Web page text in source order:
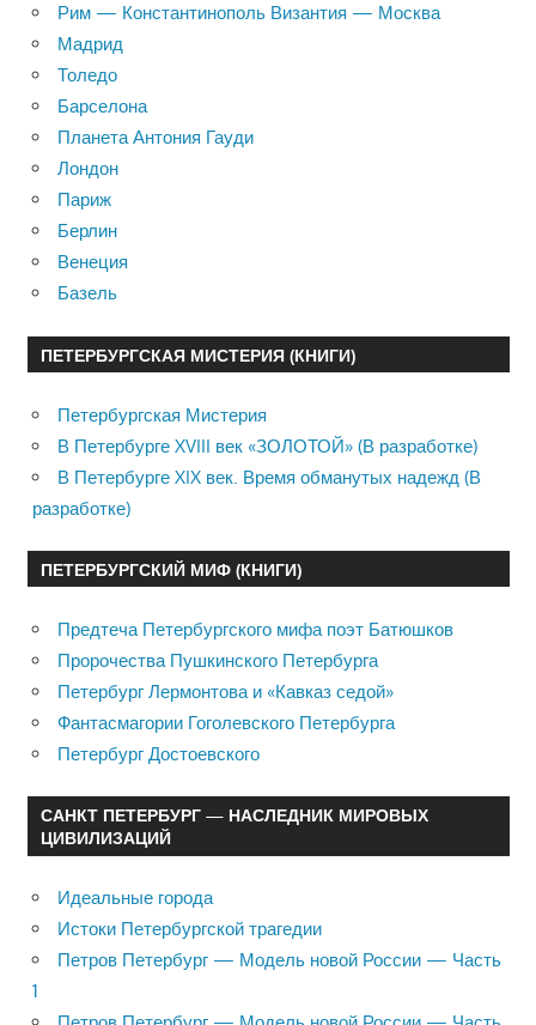
Рим — Константинополь Византия — Москва
Мадрид
Толедо
Барселона
Планета Антония Гауди
Лондон
Париж
Берлин
Венеция
Базель
ПЕТЕРБУРГСКАЯ МИСТЕРИЯ (КНИГИ)
Петербургская Мистерия
В Петербурге XVIII век «ЗОЛОТОЙ» (В разработке)
В Петербурге XIX век. Время обманутых надежд (В
разработке)
ПЕТЕРБУРГСКИЙ МИФ (КНИГИ)
Предтеча Петербургского мифа поэт Батюшков
Пророчества Пушкинского Петербурга
Петербург Лермонтова и «Кавказ седой»
Фантасмагории Гоголевского Петербурга
Петербург Достоевского
САНКТ ПЕТЕРБУРГ — НАСЛЕДНИК МИРОВЫХ
ЦИВИЛИЗАЦИЙ
Идеальные города
Истоки Петербургской трагедии
Петров Петербург — Модель новой России — Часть
1